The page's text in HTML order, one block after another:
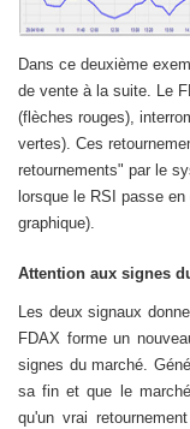
Dans ce deuxième
de vente à la suite. Le
(flèches rouges),
vertes). Ces
retournements" par le
lorsque le RSI passe
graphique).
Attention aux signes
Les deux signaux
FDAX forme un
signes du marché.
sa fin et que le
qu'un vrai